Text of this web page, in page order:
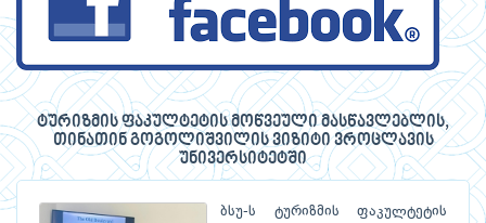
ტურიზმის ფაკულტეტის მოწვეული მასწავლებლის,
თინათინ გოგოლიშვილის ვიზიტი ვროცლავის
უნივერსიტეტში
ბსუ-ს ტურიზმის ფაკულტეტის